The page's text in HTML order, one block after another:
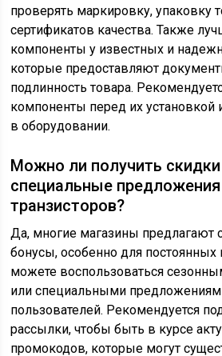
проверять маркировку, упаковку
сертификатов качества. Также
компоненты у известных и
которые предоставляют
подлинность товара.
компоненты перед их установкой
в оборудовании.
Можно ли получить
специальные предложения
транзисторов?
Да, многие магазины предлагают
бонусы, особенно для
можете воспользоваться
или специальными
пользователей. Рекомендуется
рассылки, чтобы быть в курсе
промокодов, которые могут